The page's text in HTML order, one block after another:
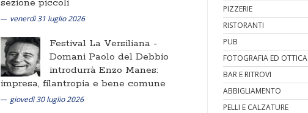
sezione piccoli
venerdì 31 luglio 2026
Festival La Versiliana -
Domani Paolo del Debbio
introdurrà Enzo Manes:
impresa, filantropia e bene comune
giovedì 30 luglio 2026
PIZZERIE
RISTORANTI
PUB
FOTOGRAFIA ED OTTICA
BAR E RITROVI
ABBIGLIAMENTO
PELLI E CALZATURE